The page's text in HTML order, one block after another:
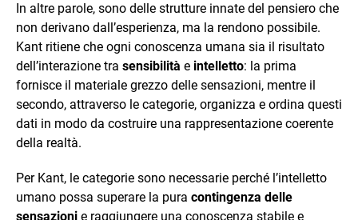
In altre parole, sono delle strutture innate del pensiero che
non derivano dall’esperienza, ma la rendono possibile.
Kant ritiene che ogni conoscenza umana sia il risultato
dell’interazione tra sensibilità e intelletto: la prima
fornisce il materiale grezzo delle sensazioni, mentre il
secondo, attraverso le categorie, organizza e ordina questi
dati in modo da costruire una rappresentazione coerente
della realtà.
Per Kant, le categorie sono necessarie perché l’intelletto
umano possa superare la pura contingenza delle
sensazioni e raggiungere una conoscenza stabile e